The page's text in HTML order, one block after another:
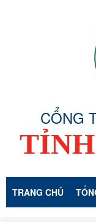
CỔNG
TRANG CHỦ